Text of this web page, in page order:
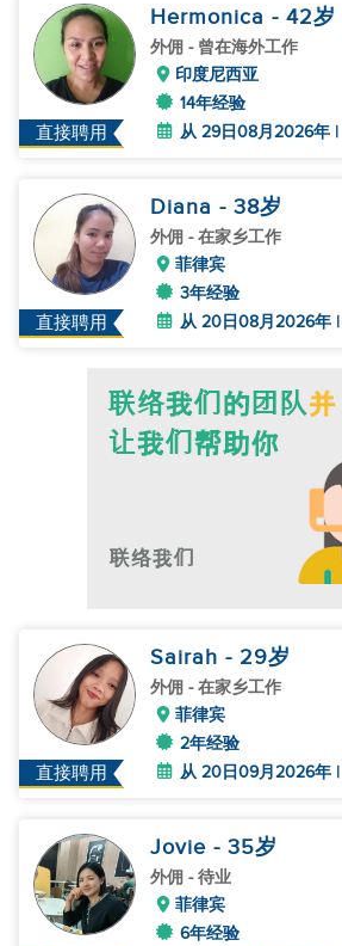
直接聘用
Hermonica - 42岁
外佣 - 曾在海外工作
印度尼西亚
14年经验
从 29日08月2026年 |
直接聘用
Diana - 38岁
外佣 - 在家乡工作
菲律宾
3年经验
从 20日08月2026年
直接聘用
Sairah - 29岁
外佣 - 在家乡工作
菲律宾
2年经验
从 20日09月2026年
Jovie - 35岁
外佣 - 待业
菲律宾
6年经验